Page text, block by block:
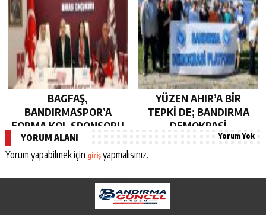
BAGFAŞ,
BANDIRMASPOR’A
FORMA KOL SPONSORU
OLARAK KUCAK AÇTI…
YÜZEN AHIR’A BİR
TEPKİ DE; BANDIRMA
DEMOKRASİ
PLATFORMU’NDAN…
YORUM ALANI Yorum Yok
Yorum yapabilmek için girişyapmalısınız.